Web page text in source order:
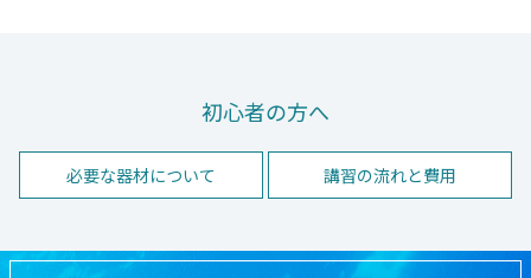
初心者の方へ
必要な器材について 講習の流れと費用